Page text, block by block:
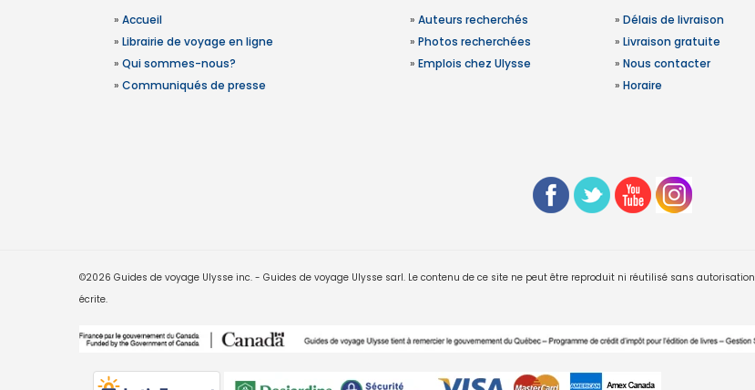
» Accueil
» Librairie de voyage en ligne
» Qui sommes-nous?
» Communiqués de presse
» Auteurs recherchés
» Photos recherchées
» Emplois chez Ulysse
» Délais de livraison
» Livraison gratuite
» Nous contacter
» Horaire
©2026 Guides de voyage Ulysse inc. - Guides de voyage Ulysse sarl. Le contenu de ce site ne peut être reproduit ni réutilisé sans autorisation
écrite.